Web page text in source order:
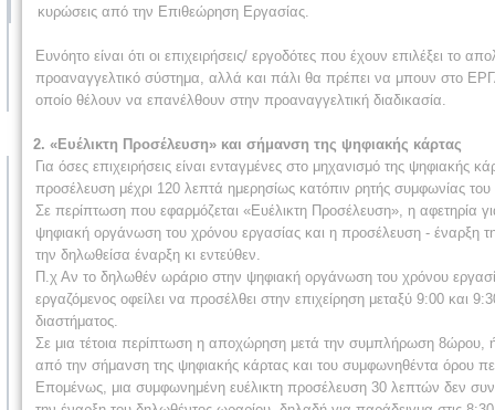
κυρώσεις από την Επιθεώρηση Εργασίας.
Ευνόητο είναι ότι οι επιχειρήσεις/ εργοδότες που έχουν επιλέξει
προαναγγελτικό σύστημα, αλλά και πάλι θα πρέπει να μπουν στο
οποίο θέλουν να επανέλθουν στην προαναγγελτική διαδικασία.
2. «Ευέλικτη Προσέλευση» και σήμανση της ψηφιακής κάρτας
Για όσες επιχειρήσεις είναι ενταγμένες στο μηχανισμό της ψηφιακής
προσέλευση μέχρι 120 λεπτά ημερησίως κατόπιν ρητής συμφωνίας
Σε περίπτωση που εφαρμόζεται «Ευέλικτη Προσέλευση», η αφετηρία
ψηφιακή οργάνωση του χρόνου εργασίας και η προσέλευση - έναρξη
την δηλωθείσα έναρξη κι εντεύθεν.
Π.χ Αν το δηλωθέν ωράριο στην ψηφιακή οργάνωση του χρόνου
εργαζόμενος οφείλει να προσέλθει στην επιχείρηση μεταξύ 9:00 και
διαστήματος.
Σε μια τέτοια περίπτωση η αποχώρηση μετά την συμπλήρωση 8ώρου,
από την σήμανση της ψηφιακής κάρτας και του συμφωνηθέντα όρου
Επομένως, μια συμφωνημένη ευέλικτη προσέλευση 30 λεπτών δεν